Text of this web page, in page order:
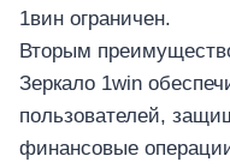
1вин ограничен.
Вторым
Зеркало 1win
пользователей,
финансовые